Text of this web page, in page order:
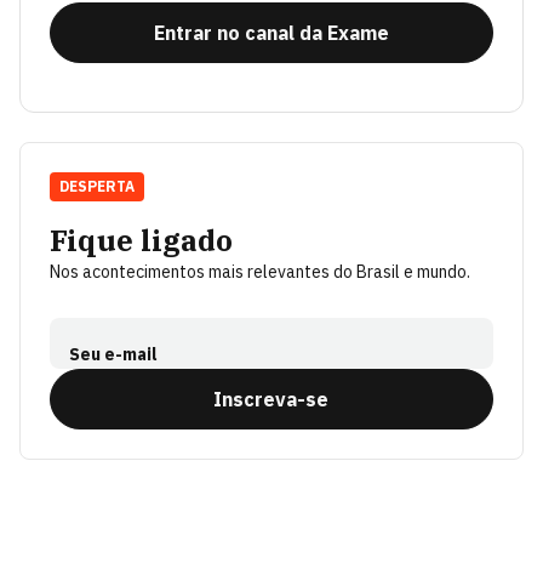
Entrar no canal da Exame
Fique ligado
Nos acontecimentos mais relevantes do Brasil e mundo.
Seu e-mail
Inscreva-se
DESPERTA